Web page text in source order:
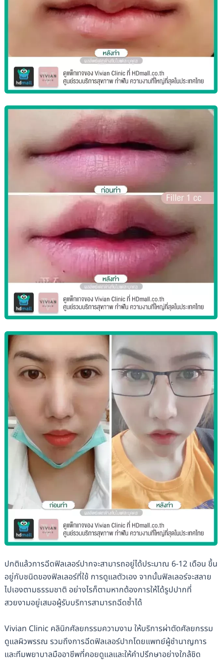
ปกติแล้วการฉีดฟิลเลอร์ปากจะสามารถอยู่ได้ประมาณ 6-12 เดือน ขึ้น
อยู่กับชนิดของฟิลเลอร์ที่ใช้ การดูแลตัวเอง จากนั้นฟิลเลอร์จะสลาย
ไปเองตามธรรมชาติ อย่างไรก็ตามหากต้องการให้ได้รูปปากที่
สวยงามอยู่เสมอผู้รับบริการสามารถฉีดซ้ำได้
Vivian Clinic คลินิกศัลยกรรมความงาม ให้บริการผ่าตัดศัลยกรรม
ดูแลผิวพรรณ รวมถึงการฉีดฟิลเลอร์ปากโดยแพทย์ผู้ชำนาญการ
และทีมพยาบาลมืออาชีพที่คอยดูแลและให้คำปรึกษาอย่างใกล้ชิด